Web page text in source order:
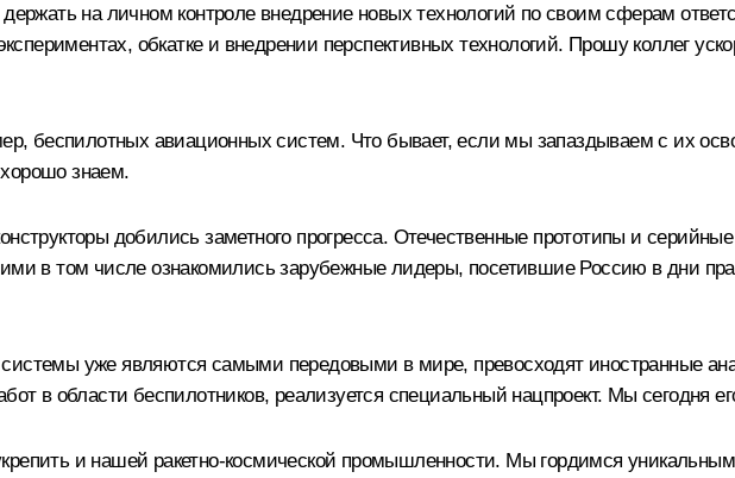
на личном контроле внедрение новых технологий по своим сферам
обкатке и внедрении перспективных технологий. Прошу коллег
беспилотных авиационных систем. Что бывает, если мы запаздываем с их
знаем.
добились заметного прогресса. Отечественные прототипы и
в том числе ознакомились зарубежные лидеры, посетившие Россию в дни
уже являются самыми передовыми в мире, превосходят иностранные
в области беспилотников, реализуется специальный нацпроект. Мы сегодня
и нашей ракетно-космической промышленности. Мы гордимся